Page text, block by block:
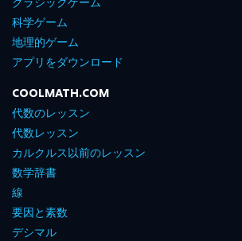
クラシックゲーム
科学ゲーム
地理的ゲーム
アプリをダウンロード
COOLMATH.COM
代数のレッスン
代数レッスン
カルクルス以前のレッスン
数学辞書
線
要因と素数
デシマル